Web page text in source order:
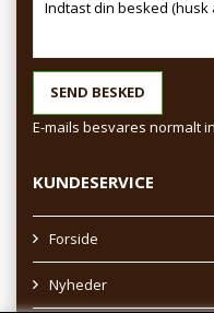
E-mails besvares normalt
KUNDESERVICE
Forside
Nyheder